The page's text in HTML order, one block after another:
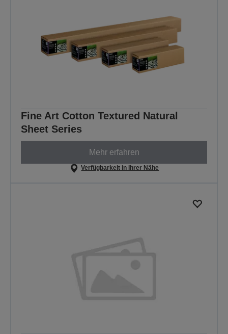
Fine Art Cotton Textured Natural
Sheet Series
Mehr erfahren
Verfügbarkeit in Ihrer Nähe